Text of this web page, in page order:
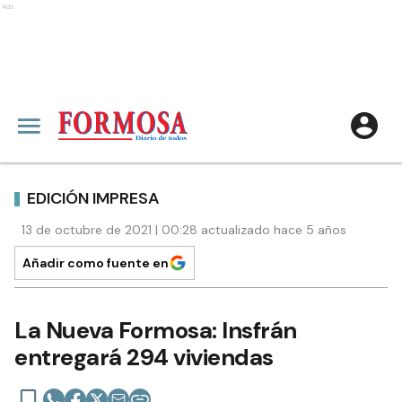
Ads
EDICIÓN IMPRESA
13 de octubre de 2021 | 00:28 actualizado hace 5 años
Añadir como fuente en
La Nueva Formosa: Insfrán
entregará 294 viviendas